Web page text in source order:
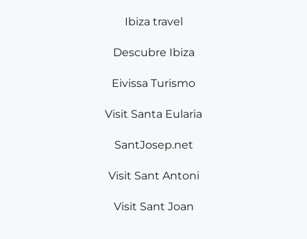
Ibiza travel
Descubre Ibiza
Eivissa Turismo
Visit Santa Eularia
SantJosep.net
Visit Sant Antoni
Visit Sant Joan